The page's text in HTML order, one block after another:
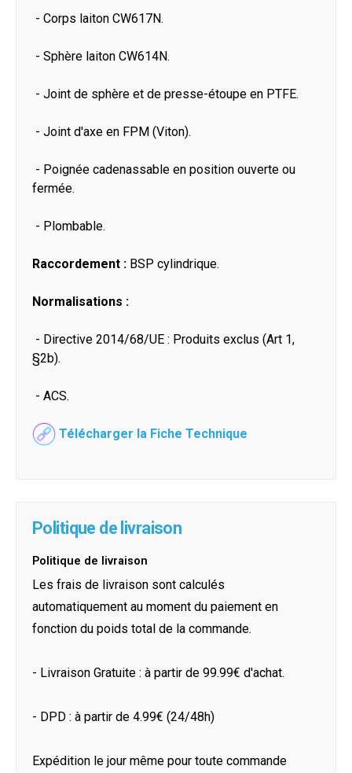
- Corps laiton CW617N.
- Sphère laiton CW614N.
- Joint de sphère et de presse-étoupe en PTFE.
- Joint d'axe en FPM (Viton).
- Poignée cadenassable en position ouverte ou
fermée.
- Plombable.
Raccordement : BSP cylindrique.
Normalisations :
- Directive 2014/68/UE : Produits exclus (Art 1,
§2b).
- ACS.
Télécharger la Fiche Technique
Politique de livraison
Politique de livraison
Les frais de livraison sont calculés
automatiquement au moment du paiement en
fonction du poids total de la commande.
- Livraison Gratuite : à partir de 99.99€ d'achat.
- DPD : à partir de 4.99€ (24/48h)
Expédition le jour même pour toute commande